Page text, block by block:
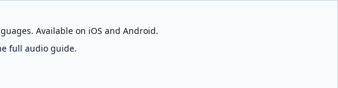
Available on iOS and Android.
full audio guide.